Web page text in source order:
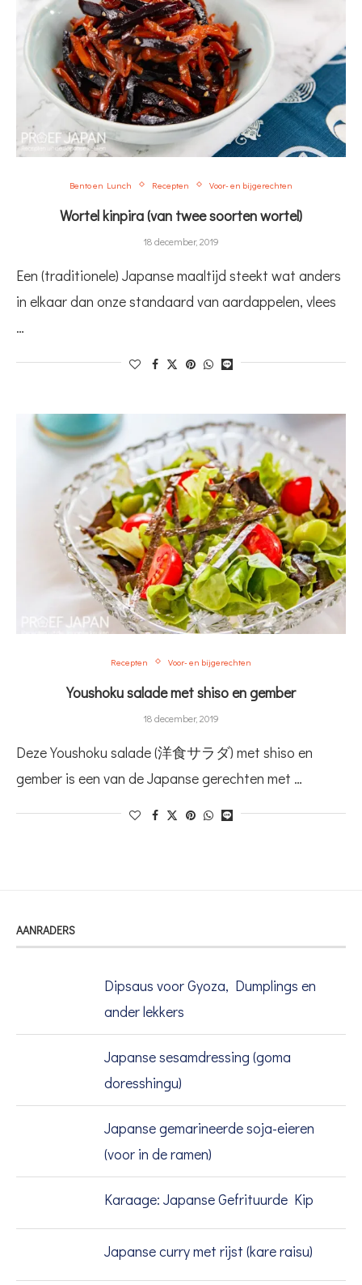
Bento en Lunch Recepten Voor- en bijgerechten
Wortel kinpira (van twee soorten wortel)
18 december, 2019
Een (traditionele) Japanse maaltijd steekt wat anders
in elkaar dan onze standaard van aardappelen, vlees
…
Recepten Voor- en bijgerechten
Youshoku salade met shiso en gember
18 december, 2019
Deze Youshoku salade (洋食サラダ) met shiso en
gember is een van de Japanse gerechten met …
AANRADERS
Dipsaus voor Gyoza, Dumplings en
ander lekkers
Japanse sesamdressing (goma
doresshingu)
Japanse gemarineerde soja-eieren
(voor in de ramen)
Karaage: Japanse Gefrituurde Kip
Japanse curry met rijst (kare raisu)